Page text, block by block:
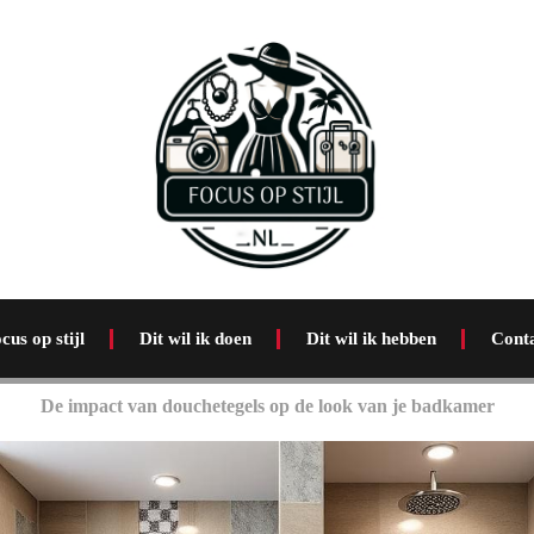
op stijl Dit wil ik doen Dit wil ik hebben
De impact van douchetegels op de look van je badkamer